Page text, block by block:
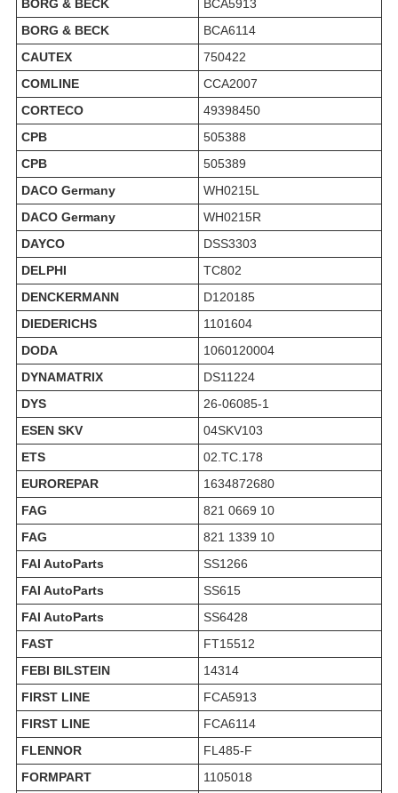
BORG & BECK
BCA5913
BORG & BECK
BCA6114
CAUTEX
750422
COMLINE
CCA2007
CORTECO
49398450
CPB
505388
CPB
505389
DACO Germany
WH0215L
DACO Germany
WH0215R
DAYCO
DSS3303
DELPHI
TC802
DENCKERMANN
D120185
DIEDERICHS
1101604
DODA
1060120004
DYNAMATRIX
DS11224
DYS
26-06085-1
ESEN SKV
04SKV103
ETS
02.TC.178
EUROREPAR
1634872680
FAG
821 0669 10
FAG
821 1339 10
FAI AutoParts
SS1266
FAI AutoParts
SS615
FAI AutoParts
SS6428
FAST
FT15512
FEBI BILSTEIN
14314
FIRST LINE
FCA5913
FIRST LINE
FCA6114
FLENNOR
FL485-F
FORMPART
1105018